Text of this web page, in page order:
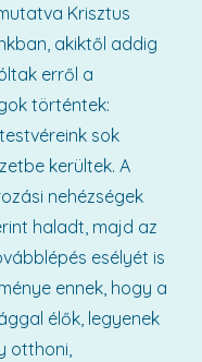
Krisztus
akiktől addig
erről a
történtek:
sok
kerültek. A
nehézségek
haladt, majd az
esélyét is
ennek, hogy a
élők, legyenek
otthoni,